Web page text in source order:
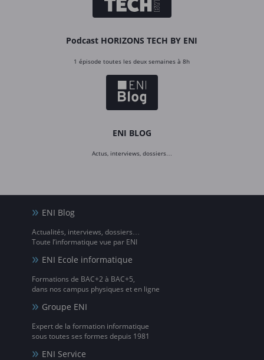
Podcast HORIZONS TECH BY ENI
1 épisode toutes les deux semaines à 8h
ENI BLOG
Actus, interviews, dossiers…
ENI Blog
Actualités, interviews, dossiers…
Toute l’informatique vue par ENI
ENI Ecole informatique
Formations de BAC+2 à BAC+5,
dans nos campus physiques et en ligne
Groupe ENI
Expert de la formation informatique
sous toutes ses formes depuis 1981
ENI Service